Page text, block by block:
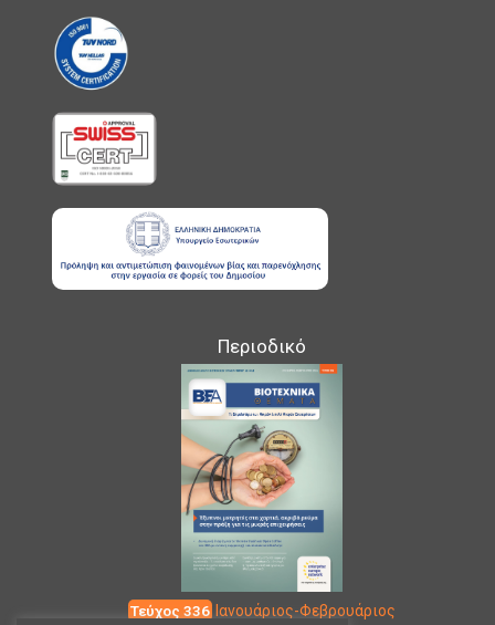
Περιοδικό
Τεύχος 336 Ιανουάριος-Φεβρουάριος